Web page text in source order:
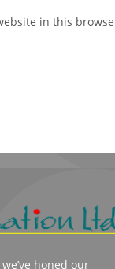
in this
honed our